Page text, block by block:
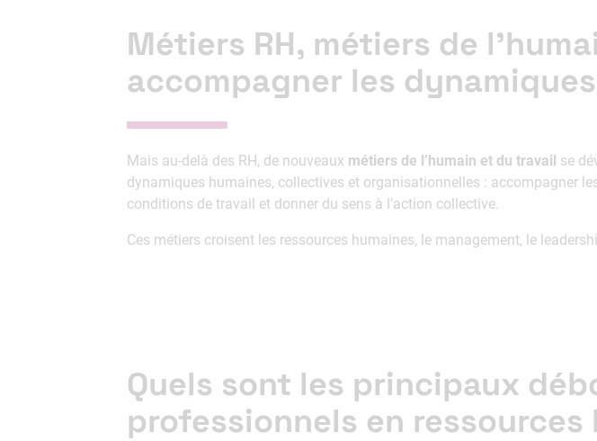
Métiers RH, métiers de
accompagner les
Mais au-delà des RH, de nouveaux métiers de l’humain et du travail se
dynamiques humaines, collectives et organisationnelles : accompagner
conditions de travail et donner du sens à l’action collective.
Ces métiers croisent les ressources humaines, le management, le
Quels sont les principaux
professionnels en ressources